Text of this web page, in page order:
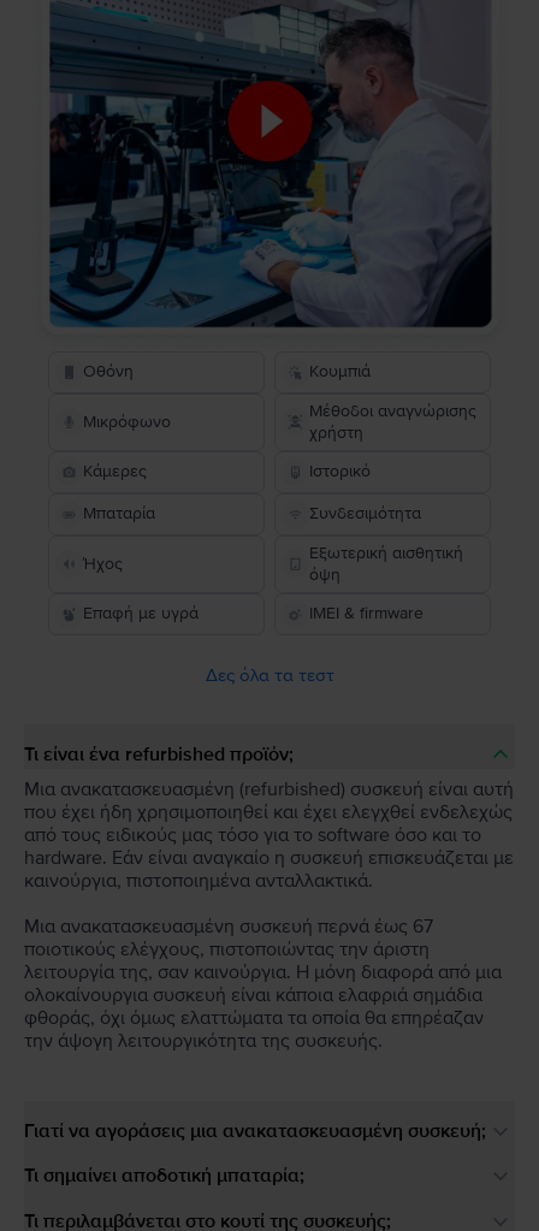
Οθόνη Κουμπιά
Μικρόφωνο
Μέθοδοι αναγνώρισης
χρήστη
Κάμερες
Ιστορικό
Μπαταρία Συνδεσιμότητα
Ήχος
Εξωτερική αισθητική
όψη
Επαφή με υγρά
IMEI & firmware
Δες όλα τα τεστ
Τι είναι ένα refurbished προϊόν;
Μια ανακατασκευασμένη (refurbished) συσκευή είναι αυτή
που έχει ήδη χρησιμοποιηθεί και έχει ελεγχθεί ενδελεχώς
από τους ειδικούς μας τόσο για το software όσο και το
hardware. Εάν είναι αναγκαίο η συσκευή επισκευάζεται με
καινούργια, πιστοποιημένα ανταλλακτικά.
Μια ανακατασκευασμένη συσκευή περνά έως 67
ποιοτικούς ελέγχους, πιστοποιώντας την άριστη
λειτουργία της, σαν καινούργια. Η μόνη διαφορά από μια
ολοκαίνουργια συσκευή είναι κάποια ελαφριά σημάδια
φθοράς, όχι όμως ελαττώματα τα οποία θα επηρέαζαν
την άψογη λειτουργικότητα της συσκευής.
Γιατί να αγοράσεις μια ανακατασκευασμένη συσκευή;
Τι σημαίνει αποδοτική μπαταρία;
Τι περιλαμβάνεται στο κουτί της συσκευής;